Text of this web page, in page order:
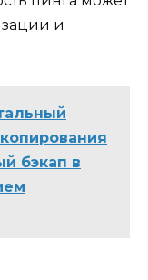
и
бэкап в